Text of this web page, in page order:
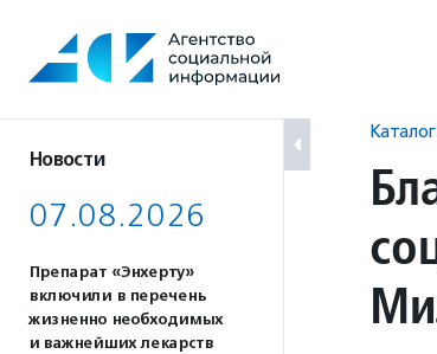
содержанию
Новости
07.08.2026
Препарат «Энхерту»
включили в перечень
жизненно необходимых
и важнейших лекарств